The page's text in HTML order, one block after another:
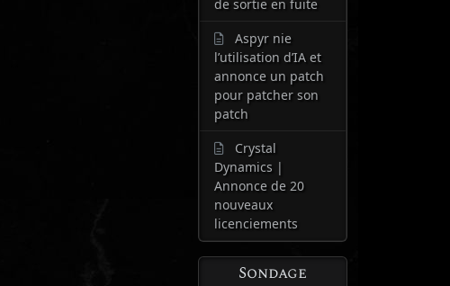
de sortie en fuite
Aspyr nie
l’utilisation d’IA et
annonce un patch
pour patcher son
patch
Crystal
Dynamics |
Annonce de 20
nouveaux
licenciements
Sondage